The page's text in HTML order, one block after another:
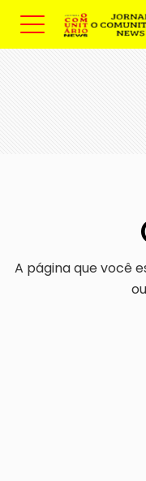
A página que você